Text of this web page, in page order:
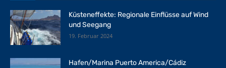
Küsteneffekte: Regionale Einflüsse auf Wind
und Seegang
19. Februar 2024
Hafen/Marina Puerto America/Cádiz